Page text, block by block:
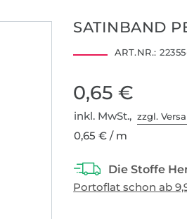
SATINBAND
ART.NR.:
0,65 €
inkl. MwSt.,zzgl.
0,65 € / m